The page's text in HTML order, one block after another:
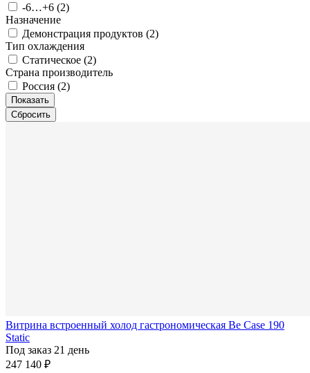
-6…+6 (2)
Назначение
Демонстрация продуктов (2)
Тип охлаждения
Статическое (2)
Страна производитель
Россия (2)
Витрина встроенный холод гастрономическая Be Case 190
Static
Под заказ 21 день
247 140 ₽